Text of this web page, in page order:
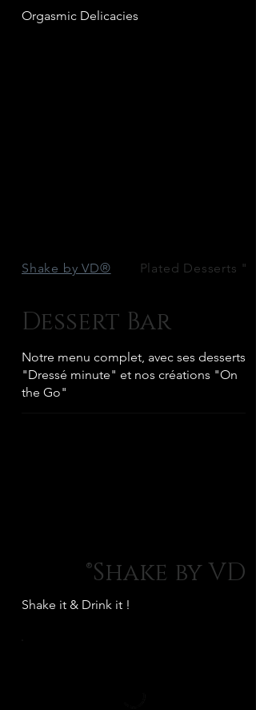
Orgasmic Delicacies
Dessert Bar
Notre menu complet, avec ses desserts
"Dressé minute" et nos créations "On
the Go"
Shake by VD®
Shake it & Drink it !
Shake by VD® Plated Desserts "à